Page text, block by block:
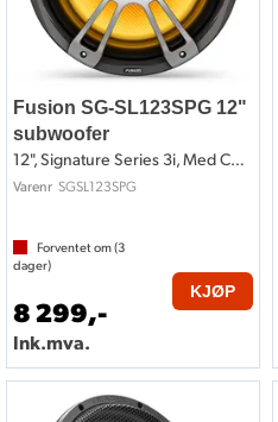
Fusion SG-SL123SPG 12"
subwoofer
12", Signature Series 3i, Med CRGBW LED
Varenr SGSL123SPG
Forventet om (3
dager)
8 299,-
Ink.mva.
KJØP